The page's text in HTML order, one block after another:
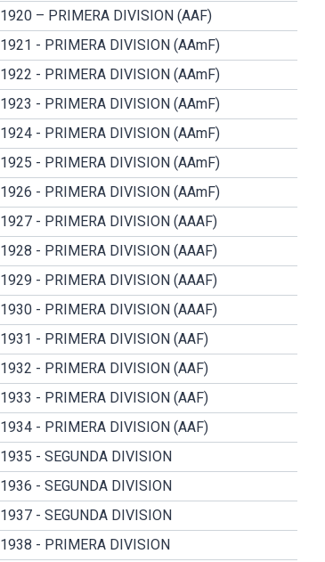
1920 – PRIMERA DIVISION (AAF)
1921 - PRIMERA DIVISION (AAmF)
1922 - PRIMERA DIVISION (AAmF)
1923 - PRIMERA DIVISION (AAmF)
1924 - PRIMERA DIVISION (AAmF)
1925 - PRIMERA DIVISION (AAmF)
1926 - PRIMERA DIVISION (AAmF)
1927 - PRIMERA DIVISION (AAAF)
1928 - PRIMERA DIVISION (AAAF)
1929 - PRIMERA DIVISION (AAAF)
1930 - PRIMERA DIVISION (AAAF)
1931 - PRIMERA DIVISION (AAF)
1932 - PRIMERA DIVISION (AAF)
1933 - PRIMERA DIVISION (AAF)
1934 - PRIMERA DIVISION (AAF)
1935 - SEGUNDA DIVISION
1936 - SEGUNDA DIVISION
1937 - SEGUNDA DIVISION
1938 - PRIMERA DIVISION